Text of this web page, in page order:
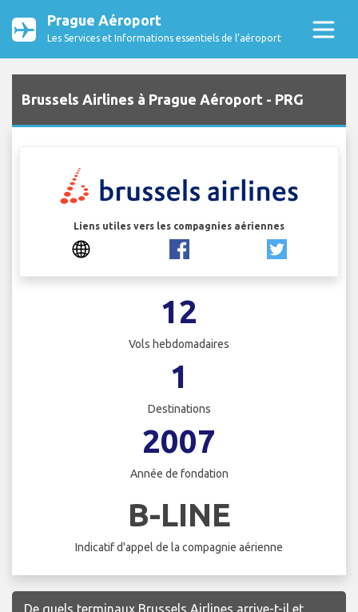
Prague Aéroport
Les Services et Informations essentiels de l’aéroport
Brussels Airlines à Prague Aéroport - PRG
Liens utiles vers les compagnies aériennes
12
Vols hebdomadaires
1
Destinations
2007
Année de fondation
B-LINE
Indicatif d'appel de la compagnie aérienne
De quels terminaux Brussels Airlines arrive-t-il et